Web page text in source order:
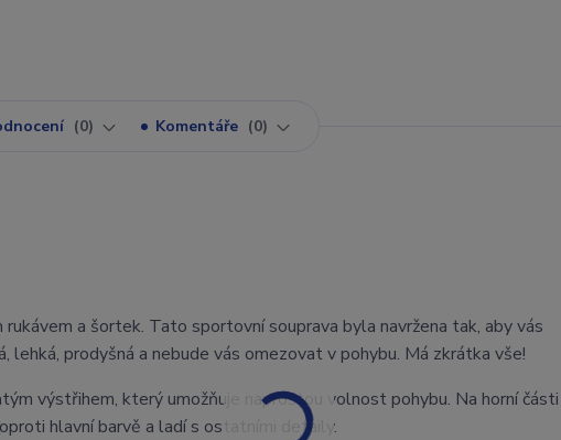
0 Komentáře 0
a šortek. Tato sportovní souprava byla navržena tak, aby vás
prodyšná a nebude vás omezovat v pohybu. Má zkrátka vše!
výstřihem, který umožňuje naprostou volnost pohybu. Na horní části
hlavní barvě a ladí s ostatními detaily.